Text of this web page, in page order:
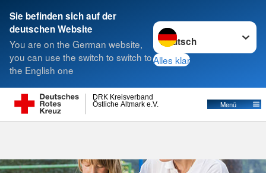
Sie befinden sich auf der
deutschen Website
You are on the German website,
you can use the switch to switch to
the English one
Sprache wechseln zu
Alles klar
Östliche Altmark e.V.
DRK Kreisverband
Menü
Suche
Betreutes Wohnen